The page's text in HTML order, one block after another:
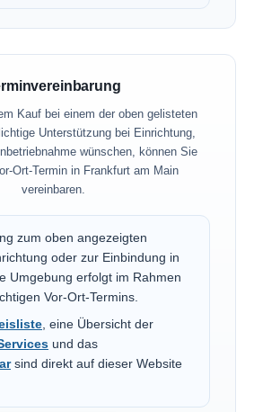
Kauf bei einem der oben gelisteten
Unterstützung bei Einrichtung,
wünschen, können Sie
Ort-Termin in Frankfurt am Main
vereinbaren.
zum oben angezeigten
oder zur Einbindung in
Umgebung erfolgt im Rahmen
Vor-Ort-Termins.
, eine Übersicht der
und das
sind direkt auf dieser Website